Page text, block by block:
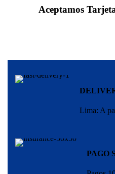
Aceptamos
Lima: A
PAGO